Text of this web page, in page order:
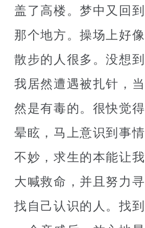
盖了高楼。梦中又回到
那个地方。操场上好像
散步的人很多。没想到
我居然遭遇被扎针，当
然是有毒的。很快觉得
晕眩，马上意识到事情
不妙，求生的本能让我
大喊救命，并且努力寻
找自己认识的人。找到